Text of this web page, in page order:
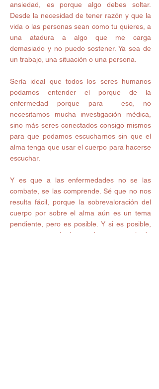
ansiedad, es porque algo debes soltar.
Desde la necesidad de tener razón y que la
vida o las personas sean como tu quieres, a
una atadura a algo que me carga
demasiado y no puedo sostener. Ya sea de
un trabajo, una situación o una persona.
Sería ideal que todos los seres humanos
podamos entender el porque de la
enfermedad porque para  eso, no
necesitamos mucha investigación médica,
sino más seres conectados consigo mismos
para que podamos escucharnos sin que el
alma tenga que usar el cuerpo para hacerse
escuchar.
Y es que a las enfermedades no se las
combate, se las comprende. Sé que no nos
resulta fácil, porque la sobrevaloración del
cuerpo por sobre el alma aún es un tema
pendiente, pero es posible. Y si es posible,
porque ante el alma toda excusa pierde